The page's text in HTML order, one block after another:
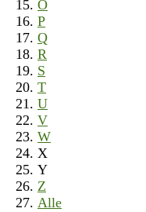
O
P
Q
R
S
T
U
V
W
X
Y
Z
Alle